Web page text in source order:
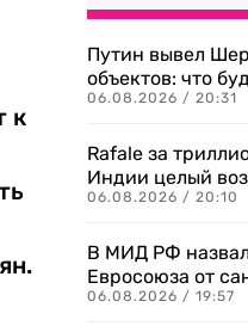
к
Путин вывел
объектов: что
06.08.2026 / 20:31
Rafale за
Индии целый
06.08.2026 / 20:10
В МИД РФ
Евросоюза от
06.08.2026 / 19:57